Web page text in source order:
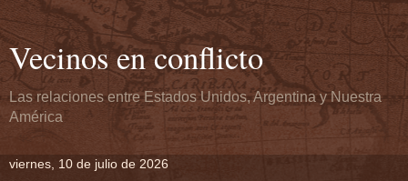
Vecinos en conflicto
Las relaciones entre Estados Unidos, Argentina y Nuestra
América
viernes, 10 de julio de 2026